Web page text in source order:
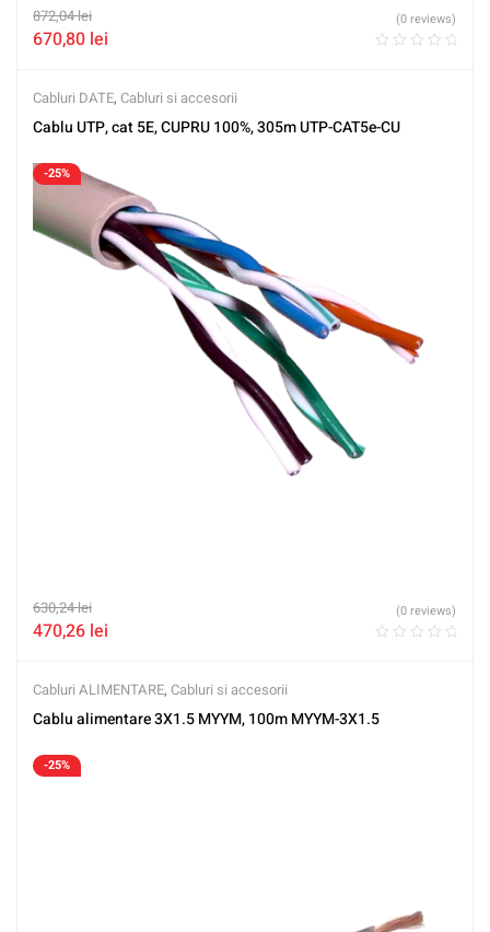
872,04lei
670,80 lei
(0 reviews)
Cabluri DATE, Cabluri si accesorii
Cablu UTP, cat 5E, CUPRU 100%, 305m UTP-CAT5e-CU
-25%
630,24lei
470,26 lei
(0 reviews)
Cabluri ALIMENTARE, Cabluri si accesorii
Cablu alimentare 3X1.5 MYYM, 100m MYYM-3X1.5
-25%